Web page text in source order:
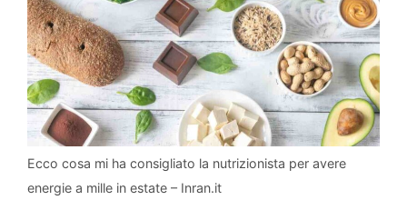
Ecco cosa mi ha consigliato la nutrizionista per avere
energie a mille in estate – Inran.it